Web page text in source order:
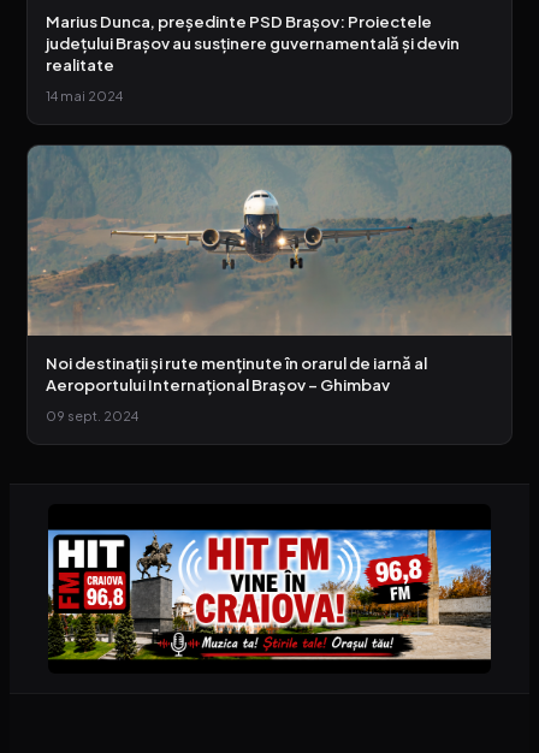
Marius Dunca, președinte PSD Brașov: Proiectele
județului Brașov au susținere guvernamentală și devin
realitate
14 mai 2024
Noi destinații și rute menținute în orarul de iarnă al
Aeroportului Internațional Brașov – Ghimbav
09 sept. 2024